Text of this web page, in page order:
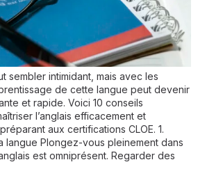
sembler intimidant, mais avec les
de cette langue peut devenir
et rapide. Voici 10 conseils
l’anglais efficacement et
aux certifications CLOE. 1.
langue Plongez-vous pleinement dans
est omniprésent. Regarder des